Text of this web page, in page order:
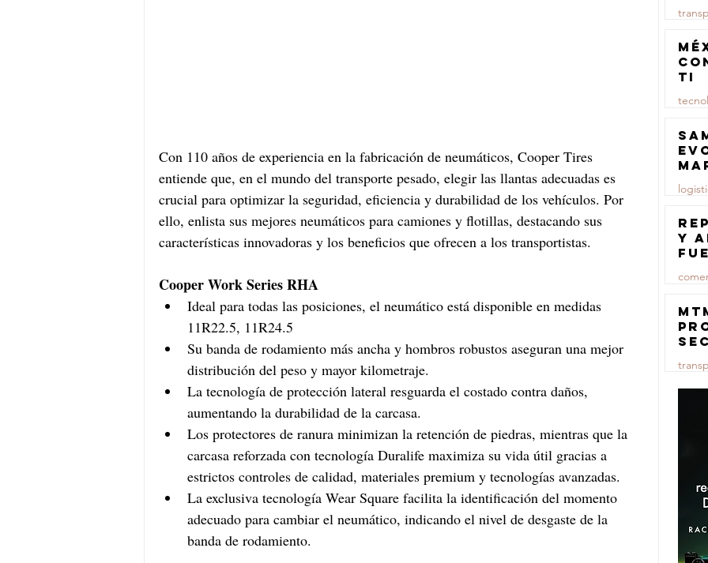
Con 110 años de experiencia en la fabricación de neumáticos, Cooper Tires
entiende que, en el mundo del transporte pesado, elegir las llantas adecuadas es
crucial para optimizar la seguridad, eficiencia y durabilidad de los vehículos. Por
ello, enlista sus mejores neumáticos para camiones y flotillas, destacando sus
características innovadoras y los beneficios que ofrecen a los transportistas.
Cooper Work Series RHA
Ideal para todas las posiciones, el neumático está disponible en medidas
11R22.5, 11R24.5
Su banda de rodamiento más ancha y hombros robustos aseguran una mejor
distribución del peso y mayor kilometraje.
La tecnología de protección lateral resguarda el costado contra daños,
aumentando la durabilidad de la carcasa.
Los protectores de ranura minimizan la retención de piedras, mientras que la
carcasa reforzada con tecnología Duralife maximiza su vida útil gracias a
estrictos controles de calidad, materiales premium y tecnologías avanzadas.
La exclusiva tecnología Wear Square facilita la identificación del momento
adecuado para cambiar el neumático, indicando el nivel de desgaste de la
banda de rodamiento.
23 jul
TI
23 jul
23 jul
y
23 jul